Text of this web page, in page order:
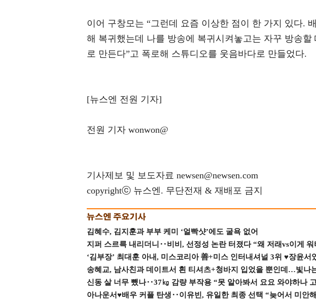
이어 구창모는 “그런데 요즘 이상한 점이 한 가지 있다.
해 복귀했는데 나를 방송에 복귀시켜놓고는 자꾸 방송
로 만든다”고 폭로해 스튜디오를 웃음바다로 만들었다.
[뉴스엔 전원 기자]
전원 기자 wonwon@
기사제보 및 보도자료 newsen@newsen.com
copyrightⓒ 뉴스엔. 무단전재 & 재배포 금지
김혜수, 김지훈과 부부 케미 ‘얼빡샷’에도 굴욕 없어
지퍼 스르륵 내리더니‥비비, 선정성 논란 터졌다 “왜 저래vs이게 워
‘김부장’ 최대훈 아내, 미스코리아 善+미스 인터내셔널 3위 ♥장윤서
송혜교, 남사친과 데이트서 흰 티셔츠+청바지 입었을 뿐인데…빛나
신동 살 너무 뺐나‥37㎏ 감량 부작용 “못 알아봐서 요요 와야하나
아나운서♥배우 커플 탄생‥이유빈, 유일한 최종 선택 “늦어서 미안